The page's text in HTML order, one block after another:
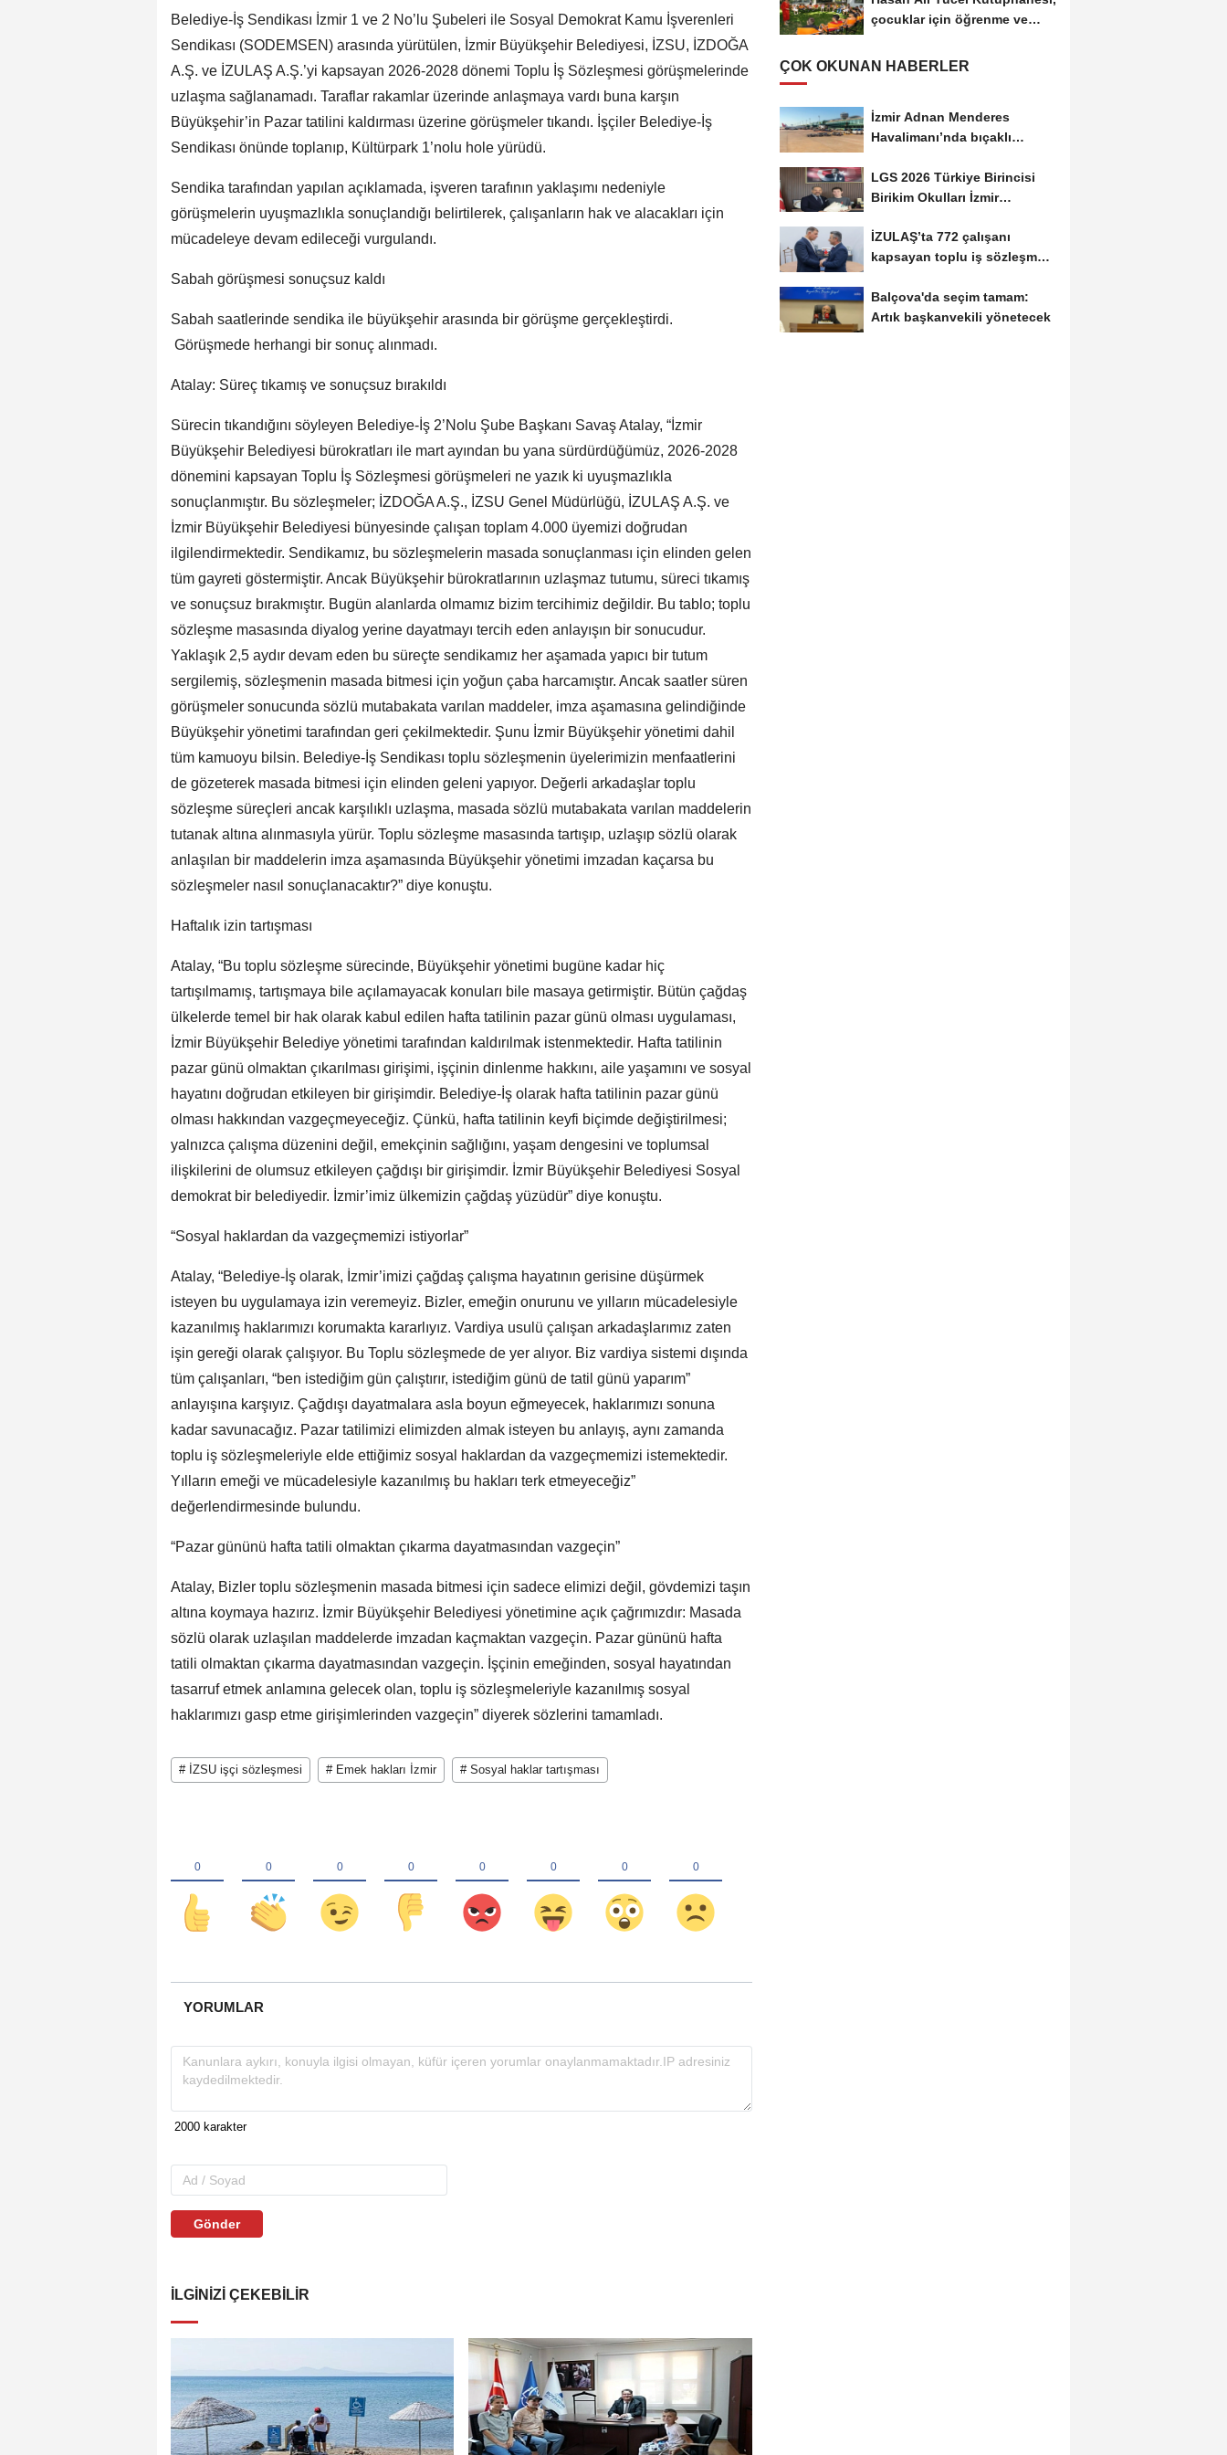
Belediye-İş Sendikası İzmir 1 ve 2 No’lu Şubeleri ile Sosyal Demokrat Kamu İşverenleri
Sendikası (SODEMSEN) arasında yürütülen, İzmir Büyükşehir Belediyesi, İZSU, İZDOĞA
A.Ş. ve İZULAŞ A.Ş.’yi kapsayan 2026-2028 dönemi Toplu İş Sözleşmesi görüşmelerinde
uzlaşma sağlanamadı. Taraflar rakamlar üzerinde anlaşmaya vardı buna karşın
Büyükşehir’in Pazar tatilini kaldırması üzerine görüşmeler tıkandı. İşçiler Belediye-İş
Sendikası önünde toplanıp, Kültürpark 1’nolu hole yürüdü.
Sendika tarafından yapılan açıklamada, işveren tarafının yaklaşımı nedeniyle
görüşmelerin uyuşmazlıkla sonuçlandığı belirtilerek, çalışanların hak ve alacakları için
mücadeleye devam edileceği vurgulandı.
Sabah görüşmesi sonuçsuz kaldı
Sabah saatlerinde sendika ile büyükşehir arasında bir görüşme gerçekleştirdi.
Görüşmede herhangi bir sonuç alınmadı.
Atalay: Süreç tıkamış ve sonuçsuz bırakıldı
Sürecin tıkandığını söyleyen Belediye-İş 2’Nolu Şube Başkanı Savaş Atalay, “İzmir
Büyükşehir Belediyesi bürokratları ile mart ayından bu yana sürdürdüğümüz, 2026-2028
dönemini kapsayan Toplu İş Sözleşmesi görüşmeleri ne yazık ki uyuşmazlıkla
sonuçlanmıştır. Bu sözleşmeler; İZDOĞA A.Ş., İZSU Genel Müdürlüğü, İZULAŞ A.Ş. ve
İzmir Büyükşehir Belediyesi bünyesinde çalışan toplam 4.000 üyemizi doğrudan
ilgilendirmektedir. Sendikamız, bu sözleşmelerin masada sonuçlanması için elinden gelen
tüm gayreti göstermiştir. Ancak Büyükşehir bürokratlarının uzlaşmaz tutumu, süreci tıkamış
ve sonuçsuz bırakmıştır. Bugün alanlarda olmamız bizim tercihimiz değildir. Bu tablo; toplu
sözleşme masasında diyalog yerine dayatmayı tercih eden anlayışın bir sonucudur.
Yaklaşık 2,5 aydır devam eden bu süreçte sendikamız her aşamada yapıcı bir tutum
sergilemiş, sözleşmenin masada bitmesi için yoğun çaba harcamıştır. Ancak saatler süren
görüşmeler sonucunda sözlü mutabakata varılan maddeler, imza aşamasına gelindiğinde
Büyükşehir yönetimi tarafından geri çekilmektedir. Şunu İzmir Büyükşehir yönetimi dahil
tüm kamuoyu bilsin. Belediye-İş Sendikası toplu sözleşmenin üyelerimizin menfaatlerini
de gözeterek masada bitmesi için elinden geleni yapıyor. Değerli arkadaşlar toplu
sözleşme süreçleri ancak karşılıklı uzlaşma, masada sözlü mutabakata varılan maddelerin
tutanak altına alınmasıyla yürür. Toplu sözleşme masasında tartışıp, uzlaşıp sözlü olarak
anlaşılan bir maddelerin imza aşamasında Büyükşehir yönetimi imzadan kaçarsa bu
sözleşmeler nasıl sonuçlanacaktır?” diye konuştu.
Haftalık izin tartışması
Atalay, “Bu toplu sözleşme sürecinde, Büyükşehir yönetimi bugüne kadar hiç
tartışılmamış, tartışmaya bile açılamayacak konuları bile masaya getirmiştir. Bütün çağdaş
ülkelerde temel bir hak olarak kabul edilen hafta tatilinin pazar günü olması uygulaması,
İzmir Büyükşehir Belediye yönetimi tarafından kaldırılmak istenmektedir. Hafta tatilinin
pazar günü olmaktan çıkarılması girişimi, işçinin dinlenme hakkını, aile yaşamını ve sosyal
hayatını doğrudan etkileyen bir girişimdir. Belediye-İş olarak hafta tatilinin pazar günü
olması hakkından vazgeçmeyeceğiz. Çünkü, hafta tatilinin keyfi biçimde değiştirilmesi;
yalnızca çalışma düzenini değil, emekçinin sağlığını, yaşam dengesini ve toplumsal
ilişkilerini de olumsuz etkileyen çağdışı bir girişimdir. İzmir Büyükşehir Belediyesi Sosyal
demokrat bir belediyedir. İzmir’imiz ülkemizin çağdaş yüzüdür” diye konuştu.
“Sosyal haklardan da vazgeçmemizi istiyorlar”
Atalay, “Belediye-İş olarak, İzmir’imizi çağdaş çalışma hayatının gerisine düşürmek
isteyen bu uygulamaya izin veremeyiz. Bizler, emeğin onurunu ve yılların mücadelesiyle
kazanılmış haklarımızı korumakta kararlıyız. Vardiya usulü çalışan arkadaşlarımız zaten
işin gereği olarak çalışıyor. Bu Toplu sözleşmede de yer alıyor. Biz vardiya sistemi dışında
tüm çalışanları, “ben istediğim gün çalıştırır, istediğim günü de tatil günü yaparım”
anlayışına karşıyız. Çağdışı dayatmalara asla boyun eğmeyecek, haklarımızı sonuna
kadar savunacağız. Pazar tatilimizi elimizden almak isteyen bu anlayış, aynı zamanda
toplu iş sözleşmeleriyle elde ettiğimiz sosyal haklardan da vazgeçmemizi istemektedir.
Yılların emeği ve mücadelesiyle kazanılmış bu hakları terk etmeyeceğiz”
değerlendirmesinde bulundu.
“Pazar gününü hafta tatili olmaktan çıkarma dayatmasından vazgeçin”
Atalay, Bizler toplu sözleşmenin masada bitmesi için sadece elimizi değil, gövdemizi taşın
altına koymaya hazırız. İzmir Büyükşehir Belediyesi yönetimine açık çağrımızdır: Masada
sözlü olarak uzlaşılan maddelerde imzadan kaçmaktan vazgeçin. Pazar gününü hafta
tatili olmaktan çıkarma dayatmasından vazgeçin. İşçinin emeğinden, sosyal hayatından
tasarruf etmek anlamına gelecek olan, toplu iş sözleşmeleriyle kazanılmış sosyal
haklarımızı gasp etme girişimlerinden vazgeçin” diyerek sözlerini tamamladı.
# İZSU işçi sözleşmesi # Emek hakları İzmir # Sosyal haklar tartışması
YORUMLAR
Gönder
İLGINIZI ÇEKEBILIR
çocuklar için öğrenme ve
ÇOK OKUNAN HABERLER
İzmir Adnan Menderes
Havalimanı’nda bıçaklı
LGS 2026 Türkiye Birincisi
Birikim Okulları İzmir
İZULAŞ’ta 772 çalışanı
kapsayan toplu iş sözleşmesi
Balçova'da seçim tamam:
Artık başkanvekili yönetecek